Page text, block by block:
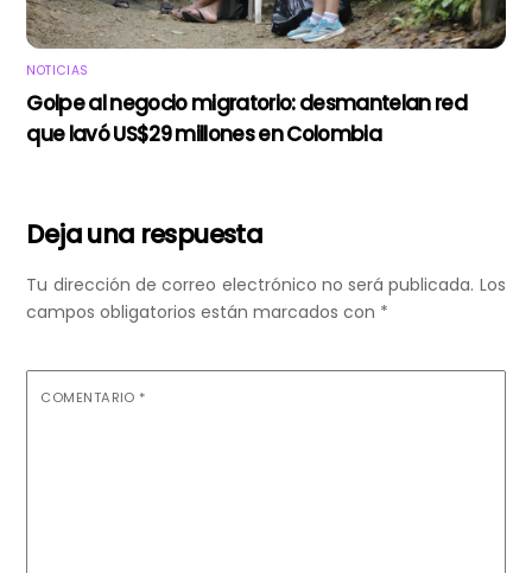
NOTICIAS
Golpe al negocio migratorio: desmantelan red
que lavó US$29 millones en Colombia
Deja una respuesta
Tu dirección de correo electrónico no será publicada. Los
campos obligatorios están marcados con *
COMENTARIO *